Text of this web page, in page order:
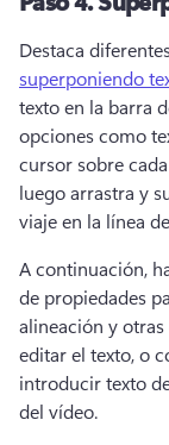
Destaca
superponiendo
texto en la barra
opciones como
cursor sobre
luego arrastra y
viaje en la línea
A continuación,
de propiedades
alineación y
editar el texto, o
introducir texto
del vídeo.